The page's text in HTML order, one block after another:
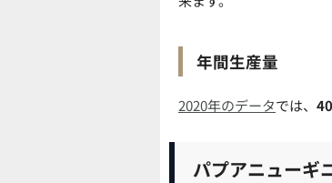
年間生産量
2020年のデータでは、
パプアニューギ